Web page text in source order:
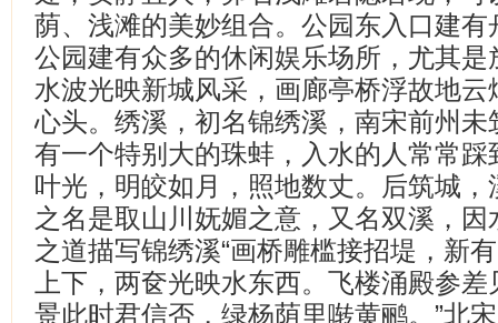
荫、浅滩的美妙组合。公园东入口建
公园建有众多的休闲娱乐场所，尤其是
水波光映新城风采，画廊亭桥浮故地云
心头。绣溪，初名锦绣溪，南宋前州
有一个特别大的珠蚌，入水的人常常
叶光，明皎如月，照地数丈。后筑城
之名是取山川妩媚之意，又名双溪，
之道描写锦绣溪“画桥雕槛接招堤，新
上下，两奁光映水东西。飞楼涌殿参
景此时君信否，绿杨荫里啭黄鹂。”北